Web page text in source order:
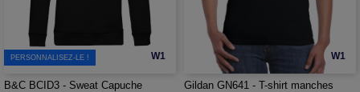
W1
PERSONNALISEZ-LE !
B&C BCID3 - Sweat Capuche
W1
Gildan GN641 - T-shirt manches